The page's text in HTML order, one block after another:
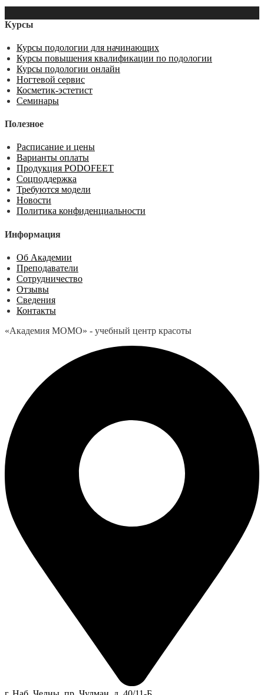
Курсы
Курсы подологии для начинающих
Курсы повышения квалификации по подологии
Курсы подологии онлайн
Ногтевой сервис
Косметик-эстетист
Семинары
Полезное
Расписание и цены
Варианты оплаты
Продукция PODOFEET
Соцподдержка
Требуются модели
Новости
Политика конфиденциальности
Информация
Об Академии
Преподаватели
Сотрудничество
Отзывы
Сведения
Контакты
«Академия МОМО» - учебный центр красоты